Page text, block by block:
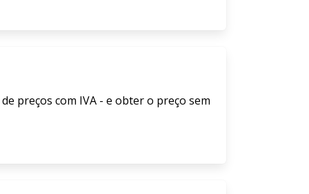
preços com IVA - e obter o preço sem